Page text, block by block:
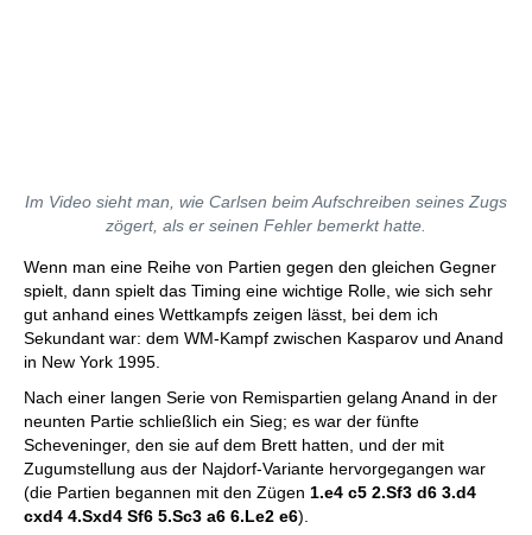
Im Video sieht man, wie Carlsen beim Aufschreiben seines Zugs
zögert, als er seinen Fehler bemerkt hatte.
Wenn man eine Reihe von Partien gegen den gleichen Gegner
spielt, dann spielt das Timing eine wichtige Rolle, wie sich sehr
gut anhand eines Wettkampfs zeigen lässt, bei dem ich
Sekundant war: dem WM-Kampf zwischen Kasparov und Anand
in New York 1995.
Nach einer langen Serie von Remispartien gelang Anand in der
neunten Partie schließlich ein Sieg; es war der fünfte
Scheveninger, den sie auf dem Brett hatten, und der mit
Zugumstellung aus der Najdorf-Variante hervorgegangen war
(die Partien begannen mit den Zügen 1.e4 c5 2.Sf3 d6 3.d4
cxd4 4.Sxd4 Sf6 5.Sc3 a6 6.Le2 e6).